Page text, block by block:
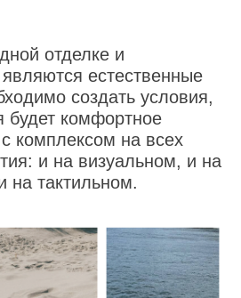
отделке и
являются естественные
создать условия,
будет комфортное
комплексом на всех
и на визуальном, и на
на тактильном.